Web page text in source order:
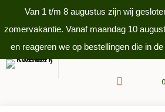
Van 1 t/m 8 augustus zijn wij
zomervakantie. Vanaf maandag 10
en reageren we op bestellingen die in
0